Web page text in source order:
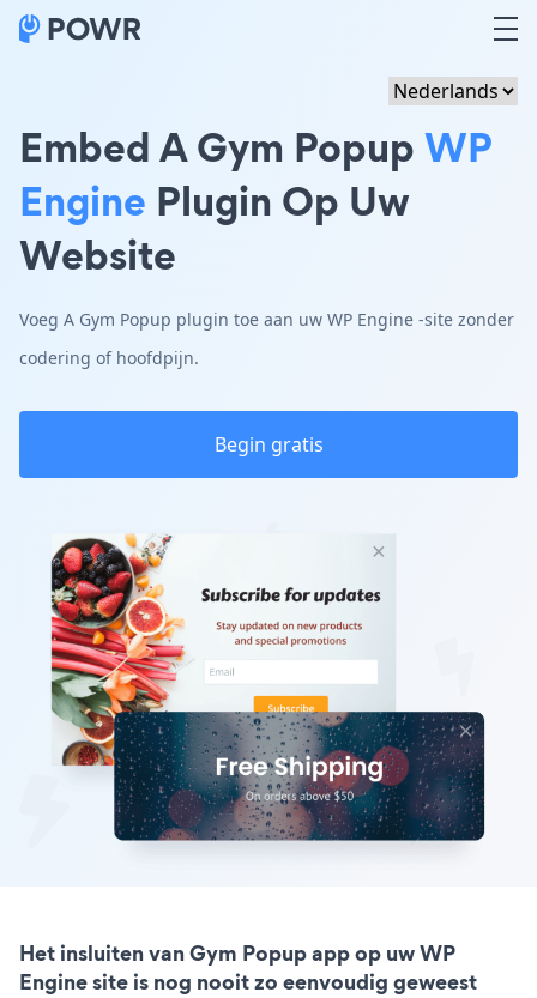
Embed A Gym PopupWP
Engine Plugin Op Uw
Website
Voeg A Gym Popup plugin toe aan uw WP Engine -site zonder
codering of hoofdpijn.
Begin gratis
Het insluiten van Gym Popup app op uw WP
Engine site is nog nooit zo eenvoudig geweest